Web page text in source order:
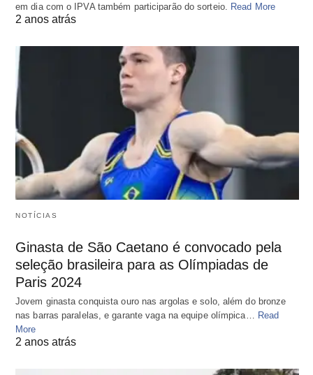
em dia com o IPVA também participarão do sorteio. Read More
2 anos atrás
NOTÍCIAS
Ginasta de São Caetano é convocado pela
seleção brasileira para as Olímpiadas de
Paris 2024
Jovem ginasta conquista ouro nas argolas e solo, além do bronze
nas barras paralelas, e garante vaga na equipe olímpica… Read
More
2 anos atrás